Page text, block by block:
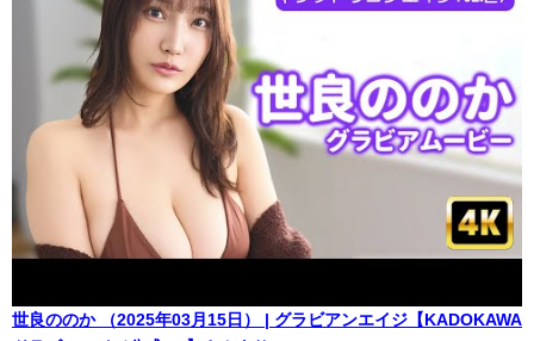
世良ののか （2025年03月15日） | グラビアンエイジ【KADOKAWA